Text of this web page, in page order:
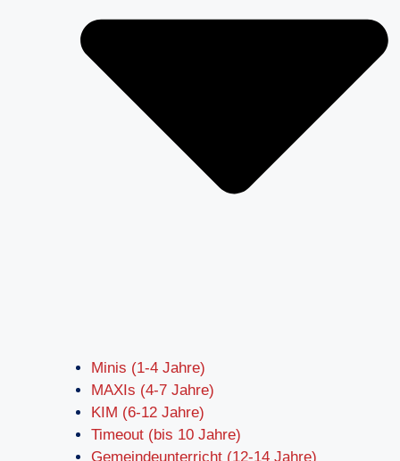
Minis (1-4 Jahre)
MAXIs (4-7 Jahre)
KIM (6-12 Jahre)
Timeout (bis 10 Jahre)
Gemeindeunterricht (12-14 Jahre)